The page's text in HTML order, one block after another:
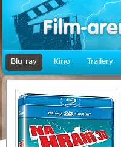
Blu-ray Kino Trailery